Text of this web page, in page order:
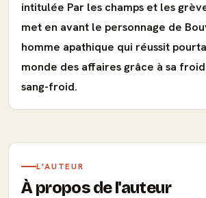
intitulée Par les champs et les
met en avant le personnage de
homme apathique qui réussit
monde des affaires grâce à sa
sang-froid.
L'AUTEUR
À propos de l'auteur